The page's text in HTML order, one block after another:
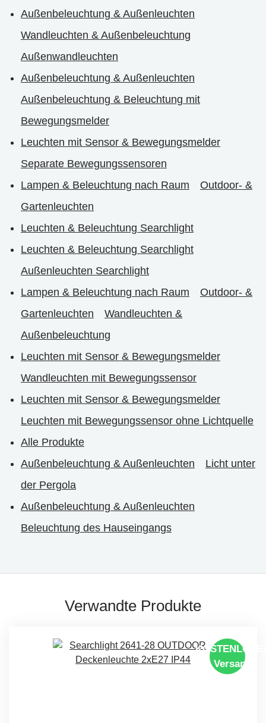
Außenbeleuchtung & Außenleuchten
Wandleuchten & Außenbeleuchtung
Außenwandleuchten
Außenbeleuchtung & Außenleuchten
Außenbeleuchtung & Beleuchtung mit
Bewegungsmelder
Leuchten mit Sensor & Bewegungsmelder
Separate Bewegungssensoren
Lampen & Beleuchtung nach Raum
Outdoor- &
Gartenleuchten
Leuchten & Beleuchtung Searchlight
Leuchten & Beleuchtung Searchlight
Außenleuchten Searchlight
Lampen & Beleuchtung nach Raum
Outdoor- &
Gartenleuchten
Wandleuchten &
Außenbeleuchtung
Leuchten mit Sensor & Bewegungsmelder
Wandleuchten mit Bewegungssensor
Leuchten mit Sensor & Bewegungsmelder
Leuchten mit Bewegungssensor ohne Lichtquelle
Alle Produkte
Außenbeleuchtung & Außenleuchten
Licht unter
der Pergola
Außenbeleuchtung & Außenleuchten
Beleuchtung des Hauseingangs
Verwandte Produkte
Versand